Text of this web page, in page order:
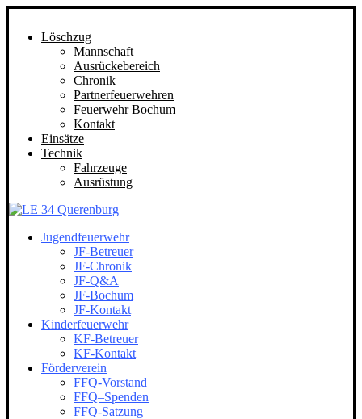
Löschzug
Mannschaft
Ausrückebereich
Chronik
Partnerfeuerwehren
Feuerwehr Bochum
Kontakt
Einsätze
Technik
Fahrzeuge
Ausrüstung
Jugendfeuerwehr
JF-Betreuer
JF-Chronik
JF-Q&A
JF-Bochum
JF-Kontakt
Kinderfeuerwehr
KF-Betreuer
KF-Kontakt
Förderverein
FFQ-Vorstand
FFQ–Spenden
FFQ-Satzung